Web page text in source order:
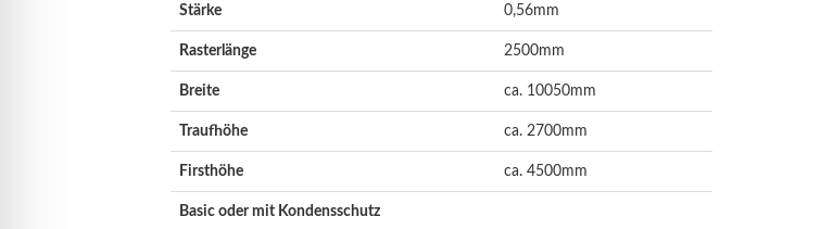
Stärke 0,56mm
Rasterlänge 2500mm
Breite ca. 10050mm
Traufhöhe ca. 2700mm
Firsthöhe ca. 4500mm
Basic oder mit Kondensschutz